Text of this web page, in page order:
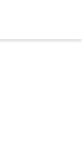
Test- 1214 ◆